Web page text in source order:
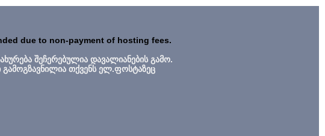
due to non-payment of hosting fees.
შეჩერებულია დავალიანების გამო.
თქვენს ელ.ფოსტაზეც